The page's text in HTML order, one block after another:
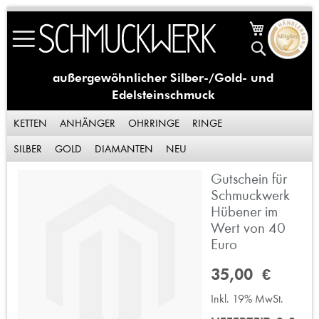
to
Content
Mein
Suche
außergewöhnlicher Silber-/Gold- und
Edelsteinschmuck
KETTEN ANHÄNGER OHRRINGE
RINGE
SILBER
GOLD DIAMANTEN NEU
Gutschein für
Schmuckwerk
Hübener im
Wert von 40
Euro
35,00 €
Inkl. 19% MwSt.